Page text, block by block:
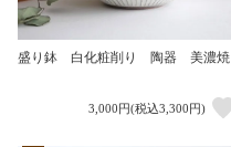
盛り鉢 白化粧削り 陶器 美濃焼
3,000円(税込3,300円)